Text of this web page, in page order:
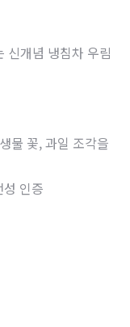
신개념 냉침차 우림
물 꽃, 과일 조각을
인증